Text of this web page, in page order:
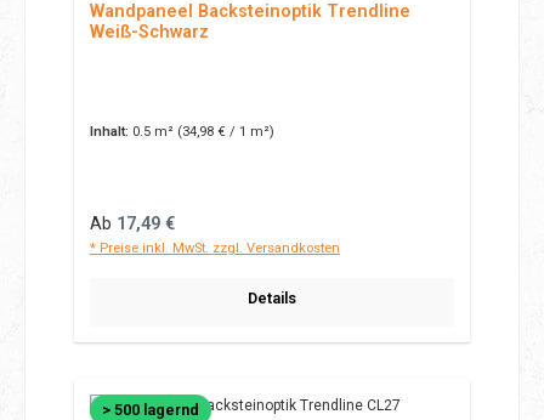
Wandpaneel Backsteinoptik Trendline
Weiß-Schwarz
Inhalt: 0.5 m² (34,98 € / 1 m²)
Regulärer Preis:
Ab 17,49 €
* Preise inkl. MwSt. zzgl. Versandkosten
Details
> 500 lagernd